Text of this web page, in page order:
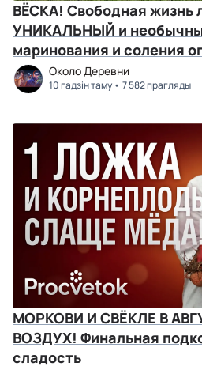
ВЁСКА! Свободная жизнь
УНИКАЛЬНЫЙ и
маринования и соления
Около Деревни
10 гадзін таму 7 582 прагляды
МОРКОВИ И СВЁКЛЕ В
ВОЗДУХ! Финальная
сладость